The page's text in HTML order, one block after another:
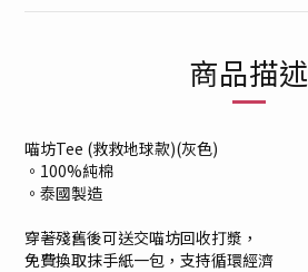
商品描述
喵坊Tee (救救地球款)(灰色)
。100%純棉
。泰國製造
穿著殘舊後可送交喵坊回收打漿，
免費換取抹手紙一包，支持循環經濟